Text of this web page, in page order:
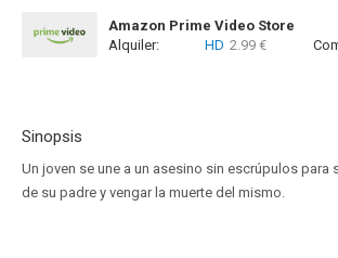
Amazon Prime Video Store
Alquiler:
HD 2.99 €
Sinopsis
Un joven se une a un asesino sin escrúpulos para
de su padre y vengar la muerte del mismo.